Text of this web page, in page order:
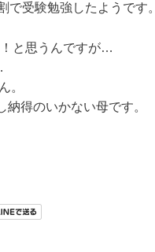
で受験勉強したようです。
と思うんですが…
。
得のいかない母です。